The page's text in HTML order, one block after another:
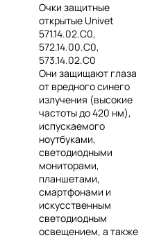
Очки защитные
открытые Univet
571.14.02.С0,
572.14.00.С0,
573.14.02.С0
Они защищают глаза
от вредного синего
излучения (высокие
частоты до 420 нм),
испускаемого
ноутбуками,
светодиодными
мониторами,
планшетами,
смартфонами и
искусственным
светодиодным
освещением, а также